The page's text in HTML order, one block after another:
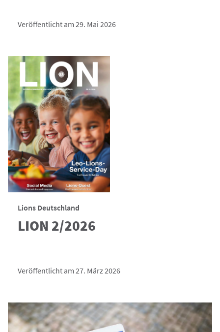
Veröffentlicht am 29. Mai 2026
Lions Deutschland
LION 2/2026
Veröffentlicht am 27. März 2026